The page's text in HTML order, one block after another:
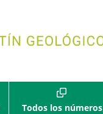
Todos los números